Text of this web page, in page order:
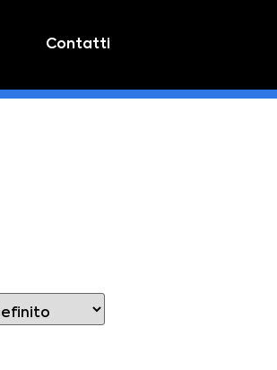
Contatti